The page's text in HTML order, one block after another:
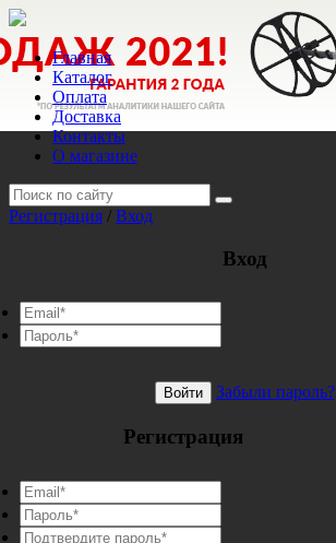
Главная
Каталог
Оплата
Доставка
Контакты
О магазине
Регистрация / Вход
Вход
Войти Забыли пароль?
Регистрация